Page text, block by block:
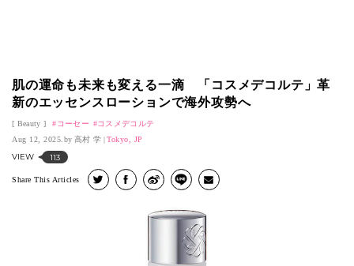
肌の運命も未来も変える一滴 「コスメデコルテ」革
新のエッセンスローションで海外攻勢へ
Beauty コーセー
コスメデコルテ
Aug 12, 2025.
高村 学 Tokyo, JP
VIEW 113
Share This Articles